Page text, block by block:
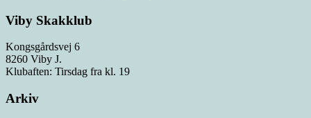
Viby Skakklub
Kongsgårdsvej 6
8260 Viby J.
Klubaften: Tirsdag fra kl. 19
Arkiv